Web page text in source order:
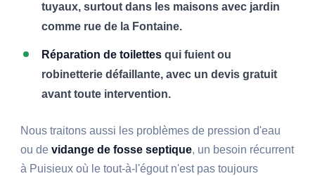
tuyaux, surtout dans les maisons avec jardin
comme rue de la Fontaine.
Réparation de toilettes qui fuient ou
robinetterie défaillante, avec un devis gratuit
avant toute intervention.
Nous traitons aussi les problèmes de pression d'eau
ou devidange de fosse septique, un besoin récurrent
à Puisieux où le tout-à-l'égout n'est pas toujours